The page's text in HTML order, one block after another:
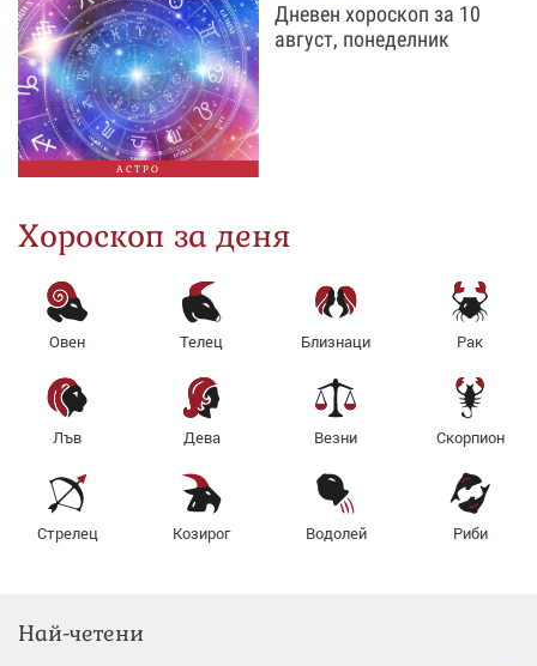
АСТРО
Дневен хороскоп за 10
август, понеделник
Хороскоп за деня
Овен Телец Близнаци Рак
Лъв Дева Везни Скорпион
Стрелец Козирог Водолей Риби
Най-четени